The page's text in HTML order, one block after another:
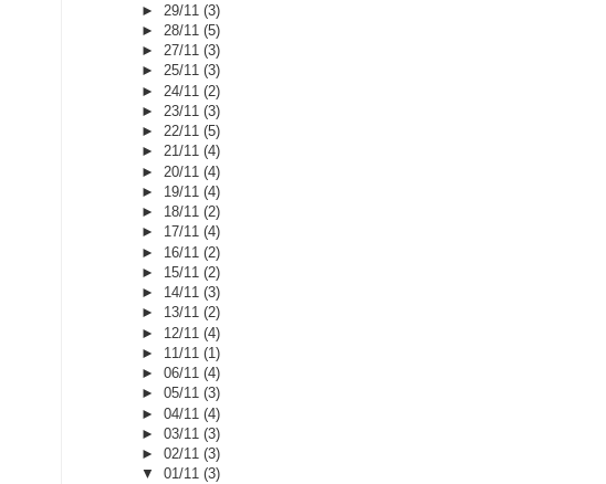
► 29/11(3)
► 28/11(5)
►27/11(3)
►25/11(3)
► 24/11(2)
► 23/11(3)
►22/11(5)
►21/11(4)
► 20/11(4)
► 19/11(4)
► 18/11(2)
► 17/11(4)
► 16/11(2)
► 15/11(2)
► 14/11(3)
► 13/11(2)
► 12/11(4)
► 11/11(1)
►06/11(4)
►05/11(3)
►04/11(4)
►03/11(3)
►02/11(3)
▼01/11(3)